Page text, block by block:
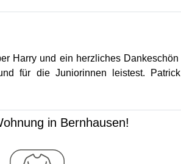
Harry und ein herzliches
für die Juniorinnen leistest.
in Bernhausen!